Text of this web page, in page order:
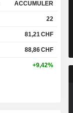
ACCUMULER
22
81,21CHF
88,86CHF
+9,42%